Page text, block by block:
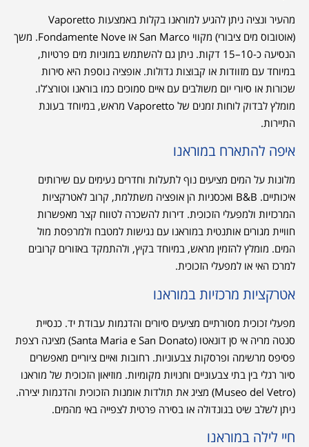
מהעיר ונציה ניתן להגיע למוראנו בקלות באמצעות Vaporetto
(אוטובוס מים ציבורי) מקווי San Marco או Fondamente Nove. משך
הנסיעה כ-10–15 דקות. ניתן גם להשתמש במוניות מים פרטיות,
במיוחד עם מזוודות או קבוצות גדולות. אופציה נוספת היא סירות
שכורות או סיורי יום משולבים עם איים סמוכים כמו בוראנו וטורצ’לו.
מומלץ לבדוק לוחות זמנים של Vaporetto מראש, במיוחד בעונת
התיירות.
איפה להתארח במוראנו
מלונות על המים מציעים נוף לתעלות וחדרים נעימים עם שירותים
איכותיים. B&B ואכסניות הן אופציה משתלמת, קרוב לאטרקציות
המרכזיות ולמפעלי הזכוכית. דירות להשכרה לטווח קצר מאפשרות
חוויית מגורים אותנטית במוראנו עם נגישות למטבח ולמרפסת מול
המים. מומלץ להזמין מראש, במיוחד בקיץ, ולהתמקד באזורים קרובים
למרכז האי או למפעלי הזכוכית.
אטרקציות מרכזיות במוראנו
מפעלי זכוכית מסורתיים מציעים סיורים והדגמות עבודת יד. כנסיית
סנטה מריה אי סן דונאטו (Santa Maria e San Donato) מציגה רצפת
פסיפס מרשימה ופרסקות צבעוניות. רחובות ואיים ציוריים מאפשרים
סיור רגלי בין בתי צבעוניים וחנויות מקומיות. מוזיאון הזכוכית של מוראנו
(Museo del Vetro) מציג את תולדות אומנות הזכוכית והדגמות יצירה.
ניתן לשלב שיט בגונדולה או בסירה פרטית לצפייה באי מהמים.
חיי לילה במוראנו